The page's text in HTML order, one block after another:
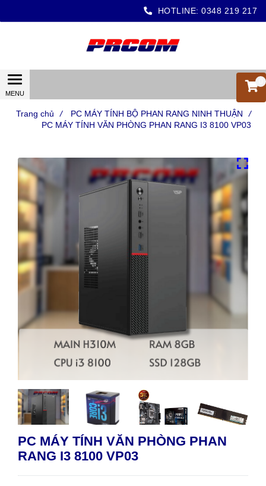
HOTLINE: 0348 219 217
Trang chủ / PC MÁY TÍNH BỘ PHAN RANG NINH THUẬN
/
PC MÁY TÍNH VĂN PHÒNG PHAN RANG I3 8100 VP03
PC MÁY TÍNH VĂN PHÒNG PHAN
RANG I3 8100 VP03